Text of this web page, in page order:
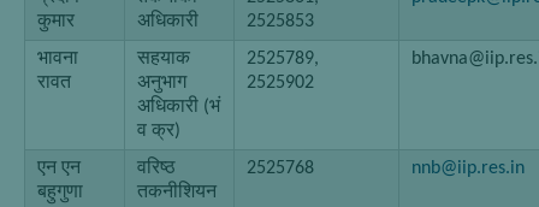
कुमार
अधिकारी
2525853
भावना
रावत
सहयाक
अनुभाग
अधिकारी (भं
व क्र)
2525789,
2525902
एन एन
बहुगुणा
वरिष्ठ
तकनीशियन
2525768 nnb@iip.res.in